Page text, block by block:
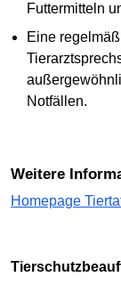
Futtermitteln
Eine
Notfällen.
Weitere
Homepage